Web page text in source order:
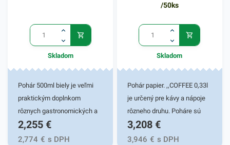
Skladom
Pohár 500ml biely je veľmi
praktickým doplnkom
rôznych gastronomických a
iných potravinových
prevádzok. Vhodný pre fresh
2,255 €
2,774 € s DPH
/50ks
Skladom
Pohár papier. ,,COFFEE 0,33l
je určený pre kávy a nápoje
rôzneho druhu. Poháre sú
vyrobené zo špeciálneho
papiera, vďaka čomu majú
3,208 €
3,946 € s DPH